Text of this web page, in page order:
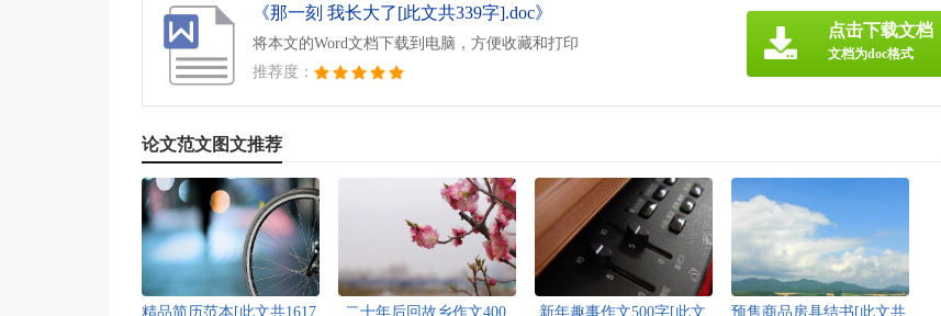
《那一刻 我长大了[此文共339字].doc》
将本文的Word文档下载到电脑，方便收藏和打印
推荐度：
点击下载文档
文档为doc格式
论文范文图文推荐
精品简历范本[此文共1617 二十年后回故乡作文400 新年趣事作文500字[此文 预售商品房具结书[此文共